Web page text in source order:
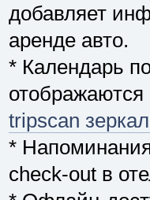
добавляет
аренде авто.
* Календарь
отображаются
tripscan
*
check-out в